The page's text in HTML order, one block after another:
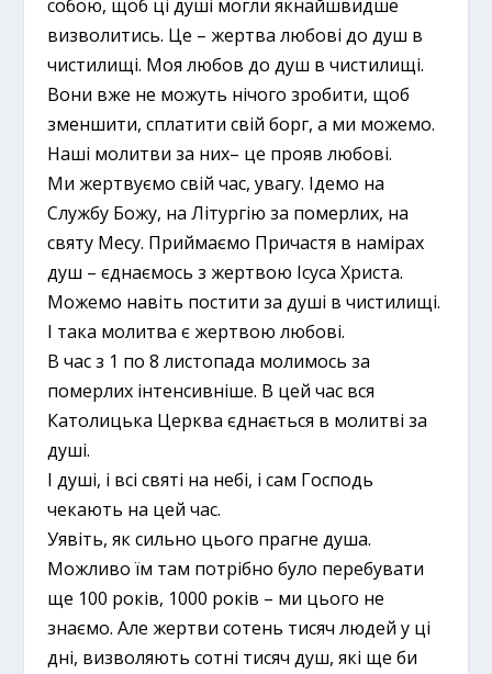
собою, щоб ці душі могли якнайшвидше
визволитись. Це – жертва любові до душ в
чистилищі. Моя любов до душ в чистилищі.
Вони вже не можуть нічого зробити, щоб
зменшити, сплатити свій борг, а ми можемо.
Наші молитви за них– це прояв любові.
Ми жертвуємо свій час, увагу. Ідемо на
Службу Божу, на Літургію за померлих, на
святу Месу. Приймаємо Причастя в намірах
душ – єднаємось з жертвою Ісуса Христа.
Можемо навіть постити за душі в чистилищі.
І така молитва є жертвою любові.
В час з 1 по 8 листопада молимось за
померлих інтенсивніше. В цей час вся
Католицька Церква єднається в молитві за
душі.
І душі, і всі святі на небі, і сам Господь
чекають на цей час.
Уявіть, як сильно цього прагне душа.
Можливо їм там потрібно було перебувати
ще 100 років, 1000 років – ми цього не
знаємо. Але жертви сотень тисяч людей у ці
дні, визволяють сотні тисяч душ, які ще би